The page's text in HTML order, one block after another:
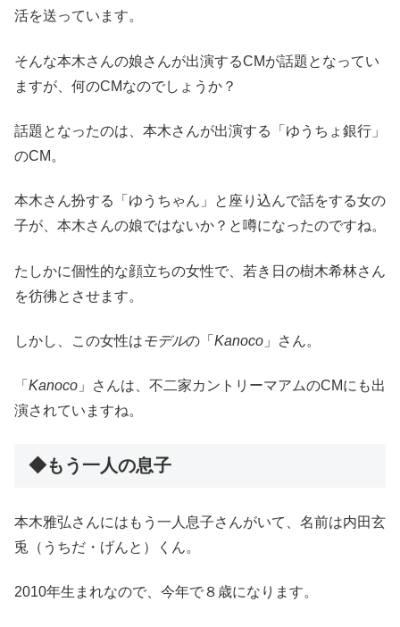
活を送っています。
そんな本木さんの娘さんが出演するCMが話題となってい
ますが、何のCMなのでしょうか？
話題となったのは、本木さんが出演する「ゆうちょ銀行」
のCM。
本木さん扮する「ゆうちゃん」と座り込んで話をする女の
子が、本木さんの娘ではないか？と噂になったのですね。
たしかに個性的な顔立ちの女性で、若き日の樹木希林さん
を彷彿とさせます。
しかし、この女性はモデルの「 Kanoco 」さん。
「 Kanoco 」さんは、不二家カントリーマアムのCMにも出
演されていますね。
◆もう一人の息子
本木雅弘さんにはもう一人息子さんがいて、名前は内田玄
兎（うちだ・げんと）くん。
2010年生まれなので、今年で８歳になります。